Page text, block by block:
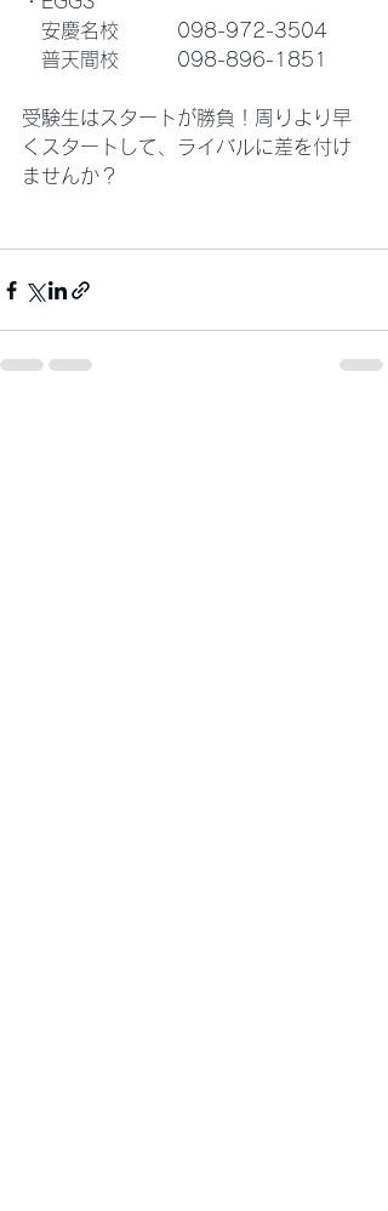
安慶名校　　　098-972-3504
普天間校　　　098-896-1851
受験生はスタートが勝負！周りより早
くスタートして、ライバルに差を付け
ませんか？